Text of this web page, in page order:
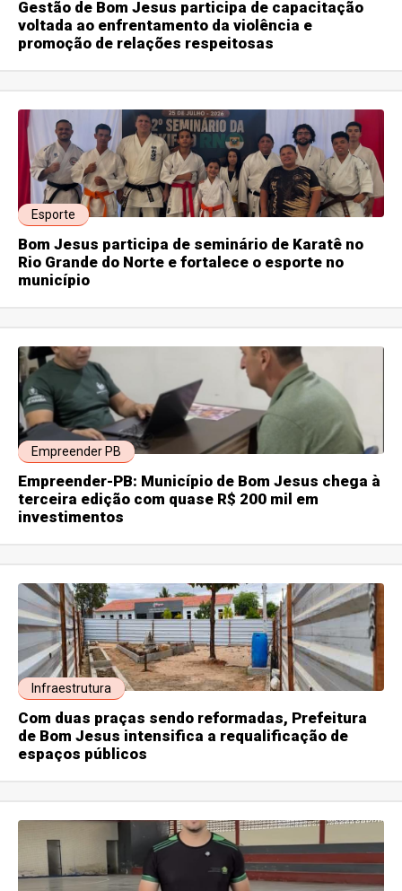
Gestão de Bom Jesus participa de capacitação
voltada ao enfrentamento da violência e
promoção de relações respeitosas
Esporte
Bom Jesus participa de seminário de Karatê no
Rio Grande do Norte e fortalece o esporte no
município
Empreender PB
Empreender-PB: Município de Bom Jesus chega à
terceira edição com quase R$ 200 mil em
investimentos
Infraestrutura
Com duas praças sendo reformadas, Prefeitura
de Bom Jesus intensifica a requalificação de
espaços públicos